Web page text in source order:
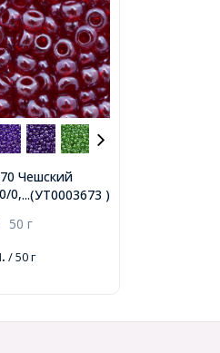
...(УТ0003673 )
Чешский
0, Прозрачный
50 г
/ 50 г